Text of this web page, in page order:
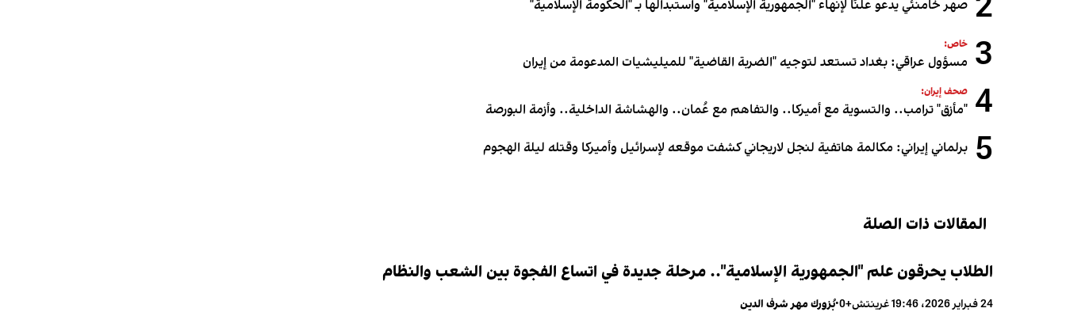
صهر خامنئي يدعو علنًا لإنهاء "الجمهورية الإسلامية" واستبدالها بـ "الحكومة الإسلامية"
3 خاص:
مسؤول عراقي: بغداد تستعد لتوجيه "الضربة القاضية" للميليشيات المدعومة من إيران
4 صحف إيران:
"مأزق" ترامب.. والتسوية مع أميركا.. والتفاهم مع عُمان.. والهشاشة الداخلية.. وأزمة البورصة
5 برلماني إيراني: مكالمة هاتفية لنجل لاريجاني كشفت موقعه لإسرائيل وأميركا وقتله ليلة الهجوم
المقالات ذات الصلة
الطلاب يحرقون علم "الجمهورية الإسلامية".. مرحلة جديدة في اتساع الفجوة بين الشعب والنظام
24 فبراير 2026، 19:46 غرينتش+0 •بُزورك مهر شرف الدين